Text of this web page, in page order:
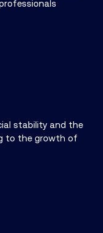
stability and the
to the growth of